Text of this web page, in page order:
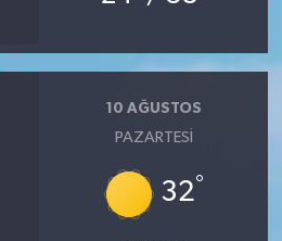
10 AĞUSTOS
PAZARTESI
32°